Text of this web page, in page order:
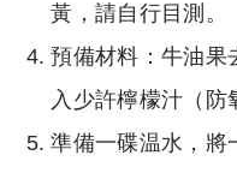
黃，請自行目測。
預備材料：牛油果
入少許檸檬汁（防
準備一碟温水，將